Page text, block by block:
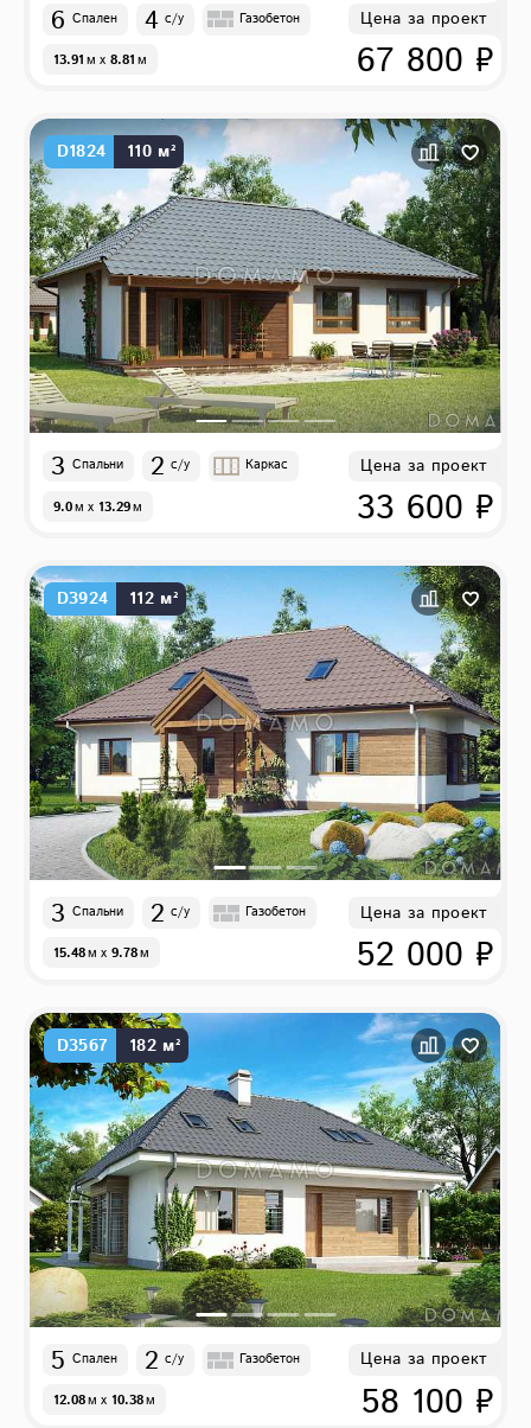
6 Спален 4 с/у Газобетон
13.91м x 8.81м
Цена за проект
67 800 ₽
D1824 110 м²
3 Спальни 2 с/у Каркас
9.0м x 13.29м
Цена за проект
33 600 ₽
D3924 112 м²
3 Спальни 2 с/у Газобетон
15.48м x 9.78м
Цена за проект
52 000 ₽
D3567 182 м²
5 Спален 2 с/у Газобетон
12.08м x 10.38м
Цена за проект
58 100 ₽